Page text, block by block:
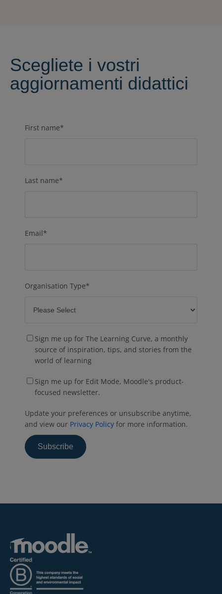
Scegliete i vostri
aggiornamenti didattici
First name*
Last name*
Email*
Organisation Type*
Sign me up for The Learning Curve, a monthly
source of inspiration, tips, and stories from the
world of learning
Sign me up for Edit Mode, Moodle's product-
focused newsletter.
Update your preferences or unsubscribe anytime,
and view our Privacy Policy for more information.